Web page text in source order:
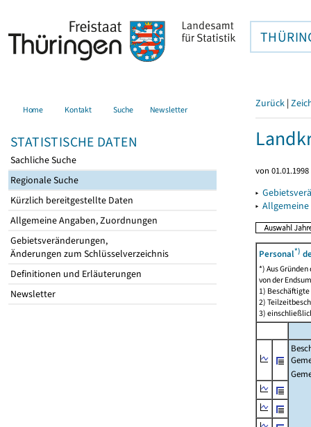
Home Kontakt Suche Newsletter
STATISTISCHE DATEN
Sachliche Suche
Regionale Suche
Kürzlich bereitgestellte Daten
Allgemeine Angaben, Zuordnungen
Gebietsveränderungen,
Änderungen zum Schlüsselverzeichnis
Definitionen und Erläuterungen
Newsletter
Zurück |
von
▸
▸
Personal*)
*) Aus
von der
1)
2)
3)